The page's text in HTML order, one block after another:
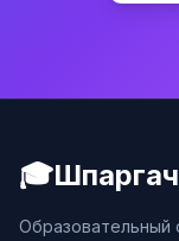
🎓Шпаргач
Образовательный